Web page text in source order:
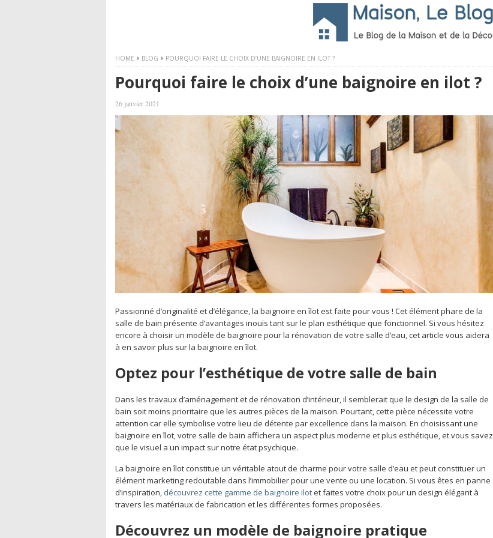
HOME BLOG POURQUOI FAIRE LE CHOIX D’UNE BAIGNOIRE EN ILOT ?
Pourquoi faire le choix d’une baignoire en ilot ?
26 janvier 2021
Passionné d’originalité et d’élégance, la baignoire en îlot est faite pour vous ! Cet élément phare de la
salle de bain présente d’avantages inouïs tant sur le plan esthétique que fonctionnel. Si vous hésitez
encore à choisir un modèle de baignoire pour la rénovation de votre salle d’eau, cet article vous aidera
à en savoir plus sur la baignoire en îlot.
Optez pour l’esthétique de votre salle de bain
Dans les travaux d’aménagement et de rénovation d’intérieur, il semblerait que le design de la salle de
bain soit moins prioritaire que les autres pièces de la maison. Pourtant, cette pièce nécessite votre
attention car elle symbolise votre lieu de détente par excellence dans la maison. En choisissant une
baignoire en îlot, votre salle de bain affichera un aspect plus moderne et plus esthétique, et vous savez
que le visuel a un impact sur notre état psychique.
La baignoire en îlot constitue un véritable atout de charme pour votre salle d’eau et peut constituer un
élément marketing redoutable dans l’immobilier pour une vente ou une location. Si vous êtes en panne
d’inspiration, découvrez cette gamme de baignoire ilotet faites votre choix pour un design élégant à
travers les matériaux de fabrication et les différentes formes proposées.
Découvrez un modèle de baignoire pratique